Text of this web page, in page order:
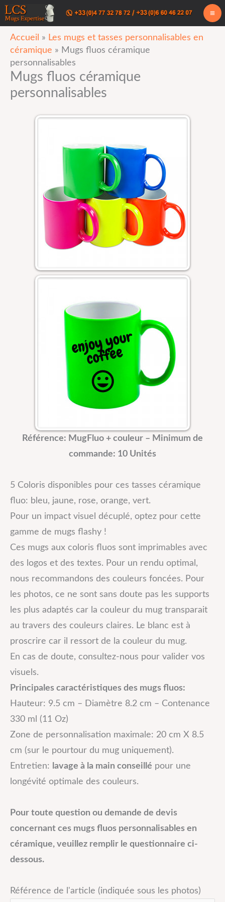
Aller
au
contenu
Accueil » Les mugs et tasses personnalisables en
céramique » Mugs fluos céramique
personnalisables
Mugs fluos céramique
personnalisables
Référence: MugFluo + couleur – Minimum de
commande: 10 Unités
5 Coloris disponibles pour ces tasses céramique
fluo: bleu, jaune, rose, orange, vert.
Pour un impact visuel décuplé, optez pour cette
gamme de mugs flashy !
Ces mugs aux coloris fluos sont imprimables avec
des logos et des textes. Pour un rendu optimal,
nous recommandons des couleurs foncées. Pour
les photos, ce ne sont sans doute pas les supports
les plus adaptés car la couleur du mug transparait
au travers des couleurs claires. Le blanc est à
proscrire car il ressort de la couleur du mug.
En cas de doute, consultez-nous pour valider vos
visuels.
Principales caractéristiques des mugs fluos:
Hauteur: 9.5 cm – Diamètre 8.2 cm – Contenance
330 ml (11 Oz)
Zone de personnalisation maximale: 20 cm X 8.5
cm (sur le pourtour du mug uniquement).
Entretien: lavage à la main conseillé pour une
longévité optimale des couleurs.
Pour toute question ou demande de devis
concernant ces mugs fluos personnalisables en
céramique, veuillez remplir le questionnaire ci-
dessous.
Référence de l'article (indiquée sous les photos)